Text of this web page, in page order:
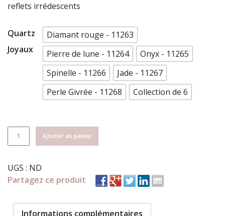
reflets irrédescents
Quartz
Joyaux
Diamant rouge - 11263
Pierre de lune - 11264
Onyx - 11265
Spinelle - 11266
Jade - 11267
Perle Givrée - 11268
Collection de 6
quantité
de
Quartz
Collection
Ajouter au panier
UGS : ND
Partagez ce produit
Informations complémentaires